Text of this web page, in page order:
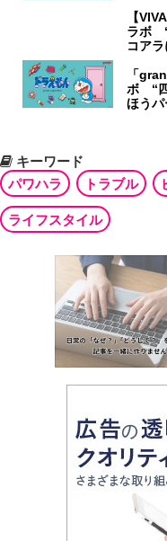
【
ラボ “
コア
「
ボ “四
ほう
キーワード
パワハラ
トラブル
ライフスタイル